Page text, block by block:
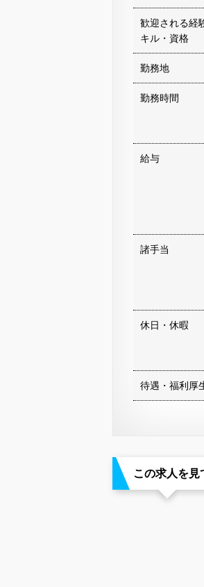
歓迎される経
キル・資格
勤務地
勤務時間
給与
諸手当
休日・休暇
待遇・福利厚
この求人を見